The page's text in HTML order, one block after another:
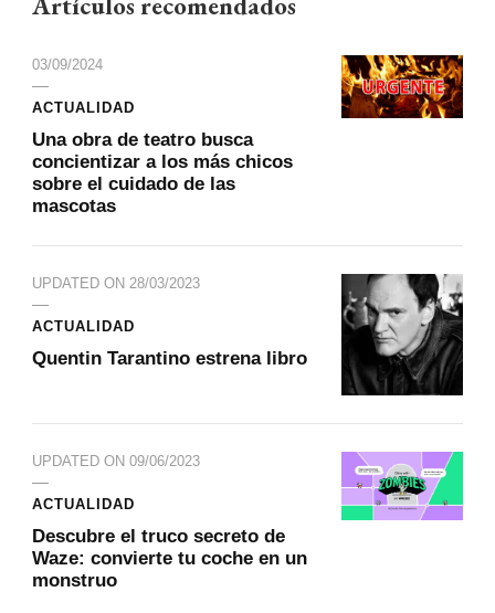
03/09/2024
ACTUALIDAD
Una obra de teatro busca
concientizar a los más chicos
sobre el cuidado de las
mascotas
UPDATED ON 28/03/2023
ACTUALIDAD
Quentin Tarantino estrena libro
UPDATED ON 09/06/2023
ACTUALIDAD
Descubre el truco secreto de
Waze: convierte tu coche en un
monstruo